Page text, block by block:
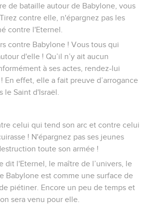
de bataille autour de Babylone, vous
contre elle, n'épargnez pas les
contre l'Eternel.
contre Babylone ! Vous tous qui
d'elle ! Qu’il n’y ait aucun
à ses actes, rendez-lui
En effet, elle a fait preuve d’arrogance
Saint d'Israël.
celui qui tend son arc et contre celui
! N'épargnez pas ses jeunes
toute son armée !
dit l'Eternel, le maître de l’univers, le
Babylone est comme une surface de
piétiner. Encore un peu de temps et
sera venu pour elle.